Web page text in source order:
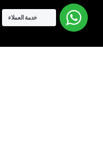
خدمة العملاء